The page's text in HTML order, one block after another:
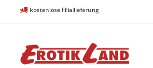
kostenlose Filiallieferung